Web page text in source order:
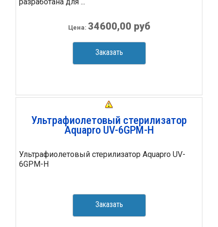
Цена: 34600,00 руб
Заказать
Ультрафиолетовый стерилизатор
Aquapro UV-6GPM-H
Ультрафиолетовый стерилизатор Aquapro UV-
6GPM-H
Заказать